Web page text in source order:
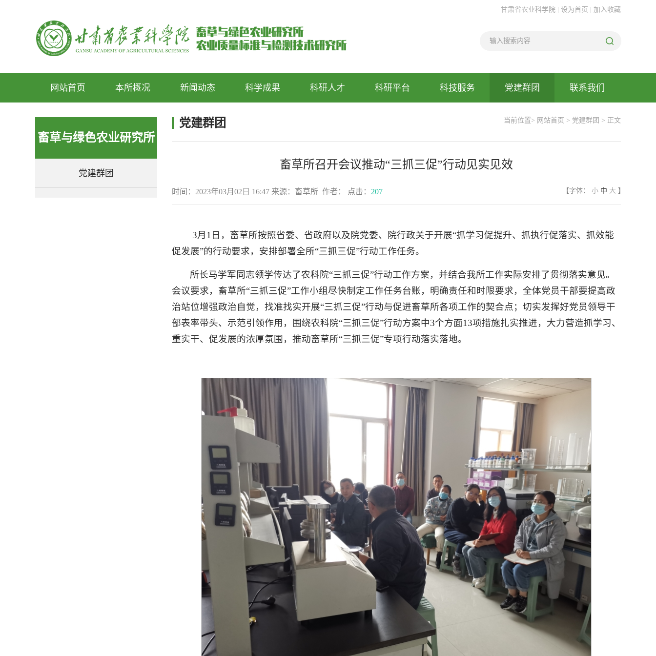
甘肃省农业科学院 | 设为首页 加入收藏
网站首页 本所概况 新闻动态 科学成果 科研人才 科研平台 科技服务 党建群团 联系我们
畜草与绿色农业研究所
党建群团
党建群团 当前位置> 网站首页 > 党建群团 > 正文
畜草所召开会议推动“三抓三促”行动见实见效
时间：2023年03月02日 16:47 来源：畜草所 作者： 点击： 207 【字体： 小 中 大 】
3月1日，畜草所按照省委、省政府以及院党委、院行政关于开展“抓学习促提升、抓执行促落实、抓效能
促发展”的行动要求，安排部署全所“三抓三促”行动工作任务。
所长马学军同志领学传达了农科院“三抓三促”行动工作方案，并结合我所工作实际安排了贯彻落实意见。
会议要求，畜草所“三抓三促”工作小组尽快制定工作任务台账，明确责任和时限要求，全体党员干部要提高政
治站位增强政治自觉，找准找实开展“三抓三促”行动与促进畜草所各项工作的契合点；切实发挥好党员领导干
部表率带头、示范引领作用，围绕农科院“三抓三促”行动方案中3个方面13项措施扎实推进，大力营造抓学习、
重实干、促发展的浓厚氛围，推动畜草所“三抓三促”专项行动落实落地。